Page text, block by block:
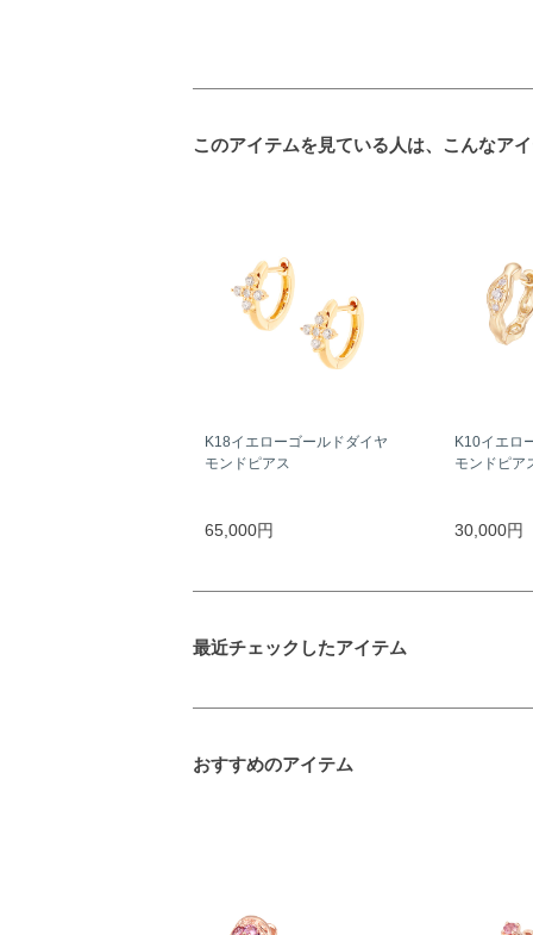
このアイテムを見ている人は、こんなアイ
K18イエローゴールドダイヤ
モンドピアス
65,000円
K10イエロ
モンドピア
30,000円
最近チェックしたアイテム
おすすめのアイテム